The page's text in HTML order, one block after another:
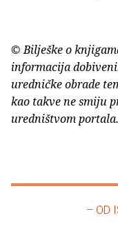
© Bilješke o
informacija
uredničke obrade
kao takve ne smiju
uredništvom portala.
– OD